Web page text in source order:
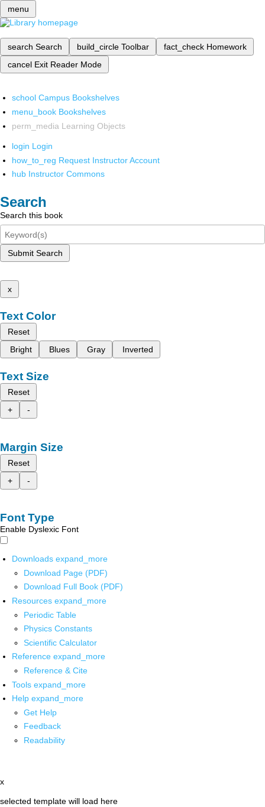
menu
search Search build_circle Toolbar fact_check Homework
cancel Exit Reader Mode
school Campus Bookshelves
menu_book Bookshelves
perm_media Learning Objects
login Login
how_to_reg Request Instructor Account
hub Instructor Commons
Search
Search this book
Submit Search
x
Text Color
Reset
Bright
Blues Gray Inverted
Text Size
Reset
+
-
Margin Size
Reset
+
-
Font Type
Enable Dyslexic Font
Downloads expand_more
Download Page (PDF)
Download Full Book (PDF)
Resources expand_more
Periodic Table
Physics Constants
Scientific Calculator
Reference expand_more
Reference & Cite
Tools expand_more
Help expand_more
Get Help
Feedback
Readability
x
selected template will load here